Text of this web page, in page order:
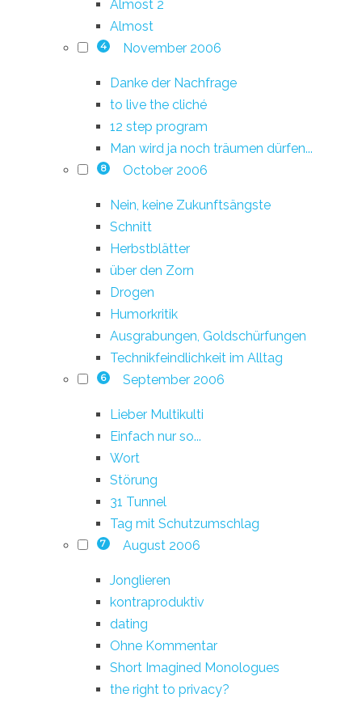
Almost 2
Almost
4 November 2006
Danke der Nachfrage
to live the cliché
12 step program
Man wird ja noch träumen dürfen...
8 October 2006
Nein, keine Zukunftsängste
Schnitt
Herbstblätter
über den Zorn
Drogen
Humorkritik
Ausgrabungen, Goldschürfungen
Technikfeindlichkeit im Alltag
6 September 2006
Lieber Multikulti
Einfach nur so...
Wort
Störung
31 Tunnel
Tag mit Schutzumschlag
7 August 2006
Jonglieren
kontraproduktiv
dating
Ohne Kommentar
Short Imagined Monologues
the right to privacy?